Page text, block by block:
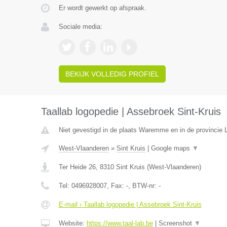
Er wordt gewerkt op afspraak.
Sociale media:
BEKIJK VOLLEDIG PROFIEL
Taallab logopedie | Assebroek Sint-Kruis
Niet gevestigd in de plaats Waremme en in de provincie
West-Vlaanderen» Sint Kruis Google maps ▼
Ter Heide 26, 8310 Sint Kruis (West-Vlaanderen)
Tel: 0496928007, Fax: -, BTW-nr: -
E-mail › Taallab logopedie | Assebroek Sint-Kruis
Website: https://www.taal-lab.be| Screenshot ▼